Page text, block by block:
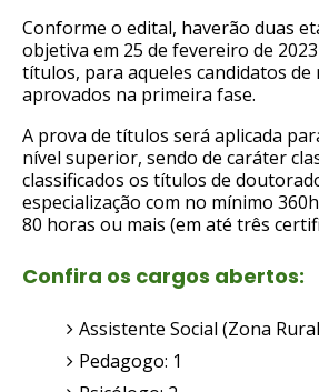
Conforme o edital, haverão duas
objetiva em 25 de fevereiro de
títulos, para aqueles candidatos
aprovados na primeira fase.
A prova de títulos será aplicada
nível superior, sendo de caráter
classificados os títulos de
especialização com no mínimo
80 horas ou mais (em até três
Confira os cargos abertos:
Assistente Social (Zona
Pedagogo: 1